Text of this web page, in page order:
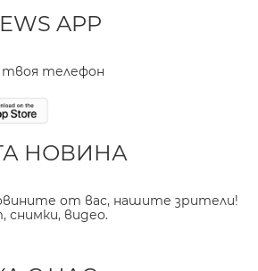
APP
твоя телефон
НОВИНА
от вас, нашите зрители!
видео.